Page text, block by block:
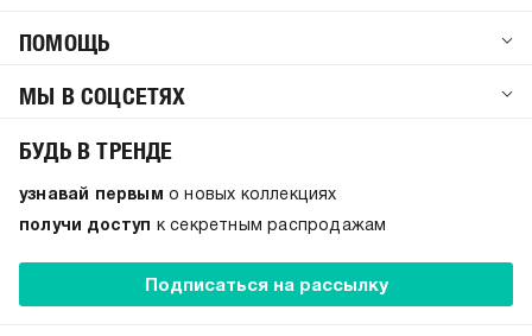
ПОМОЩЬ
МЫ В СОЦСЕТЯХ
БУДЬ В ТРЕНДЕ
узнавай первым о новых коллекциях
получи доступ к секретным распродажам
Подписаться на рассылку